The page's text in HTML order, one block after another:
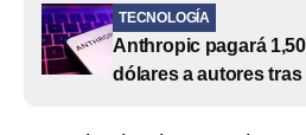
TECNOLOGÍA
Anthropic pagará
dólares a autores